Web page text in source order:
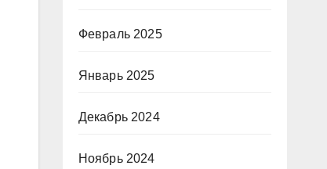
Февраль 2025
Январь 2025
Декабрь 2024
Ноябрь 2024